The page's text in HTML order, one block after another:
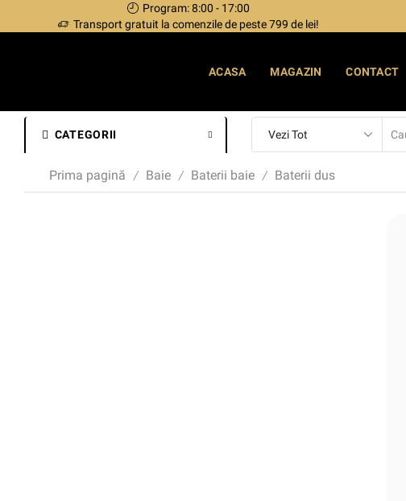
Program: 8:00 - 17:00
Transport gratuit la comenzile de peste 799 de lei!
ACASA MAGAZIN CONTACT
CATEGORII
Prima pagină / Baie / Baterii baie / Baterii dus